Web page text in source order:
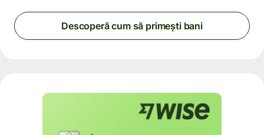
Descoperă cum să primești bani